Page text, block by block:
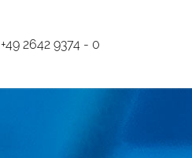
+49 2642 9374 - 0